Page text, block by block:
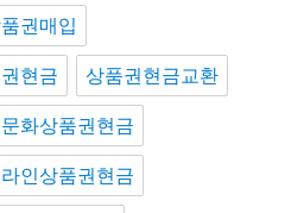
권매입
현금 상품권현금교환
화상품권현금
인상품권현금